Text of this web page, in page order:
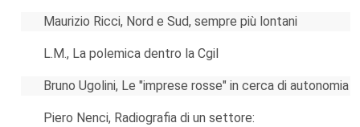
Maurizio Ricci, Nord e Sud, sempre più lontani
L.M., La polemica dentro la Cgil
Bruno Ugolini, Le "imprese rosse" in cerca di autonomia
Piero Nenci, Radiografia di un settore: